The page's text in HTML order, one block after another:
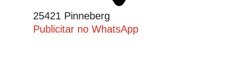
25421 Pinneberg
Publicitar no WhatsApp